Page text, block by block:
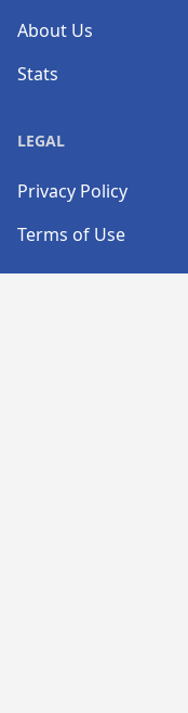
About Us
Stats
LEGAL
Privacy Policy
Terms of Use